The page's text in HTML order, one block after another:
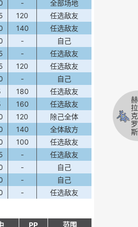
-
全部场地
120
任选敌友
140
任选敌友
-
自己
-
任选敌友
120
任选敌友
-
自己
180
任选敌友
160
任选敌友
120
除己全体
140
全体敌方
100
任选敌友
-
任选敌友
-
自己
-
自己
- 任选敌友
PP 范围
赫
拉
克
罗
斯